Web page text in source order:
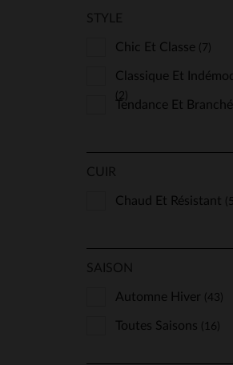
STYLE
Chic Et Classe (7)
Classique Et
(2)
Tendance Et Branché
CUIR
Chaud Et Résistant (5)
SAISON
Automne Hiver (43)
Toutes Saisons (16)